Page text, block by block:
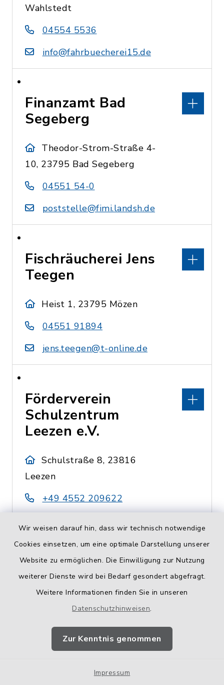
Wir weisen darauf hin, dass wir technisch notwendige
Cookies einsetzen, um eine optimale Darstellung unserer
Website zu ermöglichen. Die Einwilligung zur Nutzung
weiterer Dienste wird bei Bedarf gesondert abgefragt.
Weitere Informationen finden Sie in unseren
Datenschutzhinweisen.
Zur Kenntnis genommen
Impressum
Wahlstedt
04554 5536
info@fahrbuecherei15.de
Finanzamt Bad
Segeberg
Theodor-Strom-Straße 4-
10, 23795 Bad Segeberg
04551 54-0
poststelle@fimi.landsh.de
Fischräucherei Jens
Teegen
Heist 1, 23795 Mözen
04551 91894
jens.teegen@t-online.de
Förderverein
Schulzentrum
Leezen e.V.
Schulstraße 8, 23816
Leezen
+49 4552 209622
Franz-Claudius-
Schule
23795 Bad Segeberg
04551 9614-0
franz-claudius-schule.bad-